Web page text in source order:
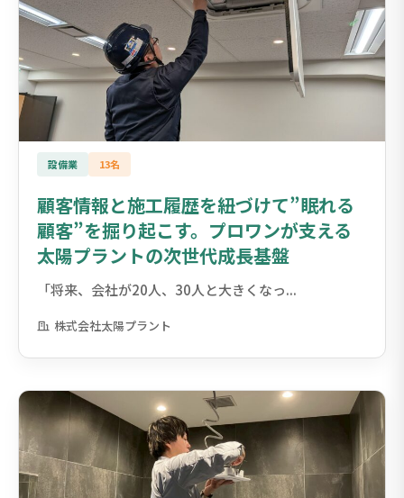
設備業 13名
顧客情報と施工履歴を紐づけて”眠れる
顧客”を掘り起こす。プロワンが支える
太陽プラントの次世代成長基盤
「将来、会社が20人、30人と大きくなっ...
株式会社太陽プラント